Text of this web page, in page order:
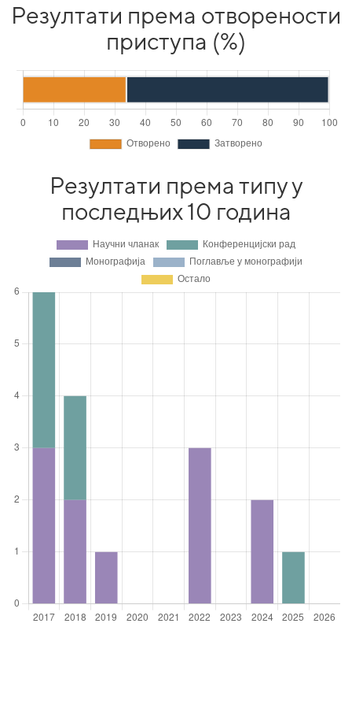
Резултати према отворености
приступа (%)
Резултати према типу у
последњих 10 година